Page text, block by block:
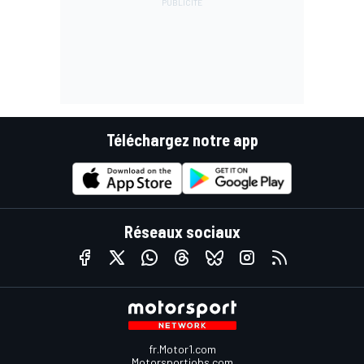
Téléchargez notre app
Réseaux sociaux
fr.Motor1.com